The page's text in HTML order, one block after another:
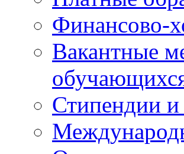
Финансово-
Вакантные
Стипендии